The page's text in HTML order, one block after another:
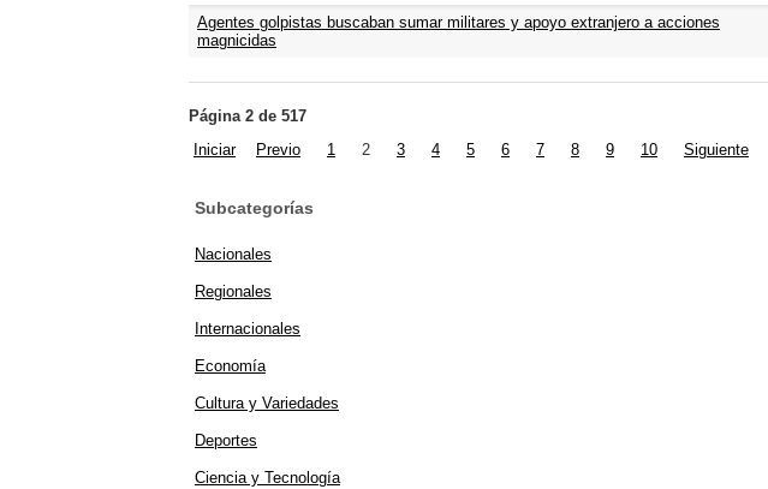
Agentes golpistas buscaban sumar militares y apoyo extranjero a acciones
magnicidas
Página 2 de 517
Iniciar
Previo 1 2 3 4 5 6 7 8 9 10 Siguiente
Subcategorías
Nacionales
Regionales
Internacionales
Economía
Cultura y Variedades
Deportes
Ciencia y Tecnología